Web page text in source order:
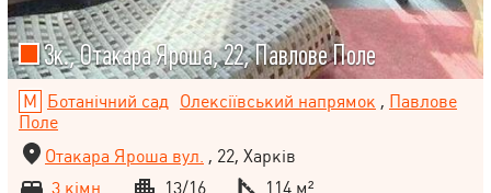
3к., Отакара Яроша, 22, Павлове Поле
Ботанічний сад Олексіївський напрямок , Павлове
Поле
Отакара Яроша вул. , 22, Харків
3 кімн.
13/16 114 м²